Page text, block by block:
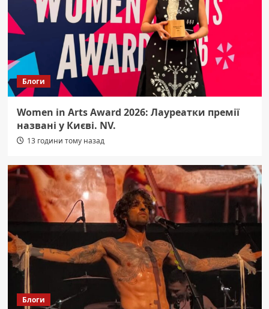
Блоги
Women in Arts Award 2026: Лауреатки премії
названі у Києві. NV.
13 години тому назад
Блоги